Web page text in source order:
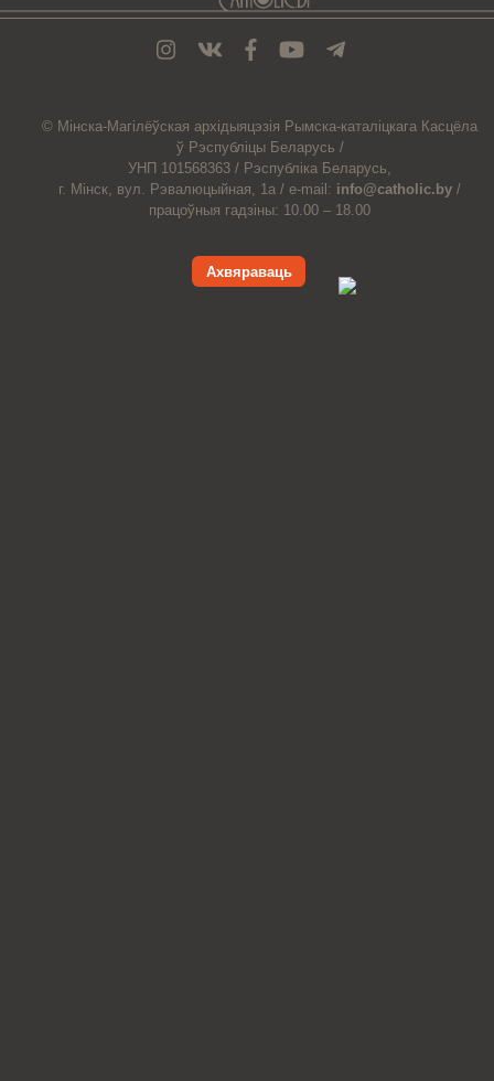
© Мiнска-Магiлёўская архiдыяцэзiя Рымска-каталіцкага Касцёла
ў Рэспубліцы Беларусь /
УНП 101568363 / Рэспубліка Беларусь,
г. Мінск, вул. Рэвалюцыйная, 1а / e-mail: info@catholic.by /
працоўныя гадзіны: 10.00 – 18.00
Ахвяраваць